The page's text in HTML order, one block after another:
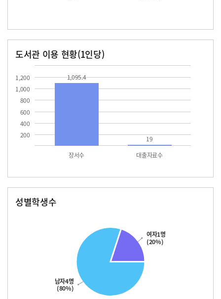
도서관 이용 현황(1인당)
200
400
600
800
1,000
1,200
장서수 대출자료수
1,095.4
19
성별학생수
남자4명
(80%)
여자1명
(20%)